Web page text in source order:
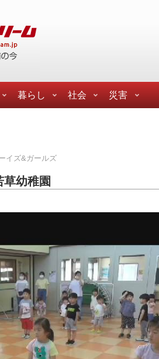
暮らし 社会 災害
イズ&ガールズ
幼稚園